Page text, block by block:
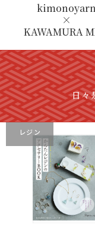
kimonoyarn
×
KAWAMURA
日々
レジン